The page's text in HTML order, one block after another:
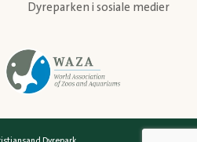
Dyreparken i sosiale medier